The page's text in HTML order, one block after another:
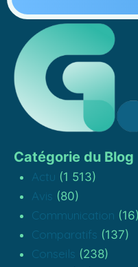
Catégorie du Blog
Actu (1 513)
Avis (80)
Communication (16)
Comparatifs (137)
Conseils (238)